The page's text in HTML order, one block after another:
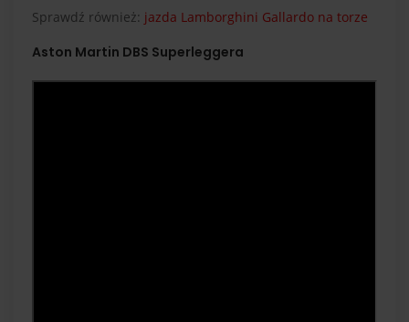
Sprawdź również: jazda Lamborghini Gallardo na torze
Aston Martin DBS Superleggera